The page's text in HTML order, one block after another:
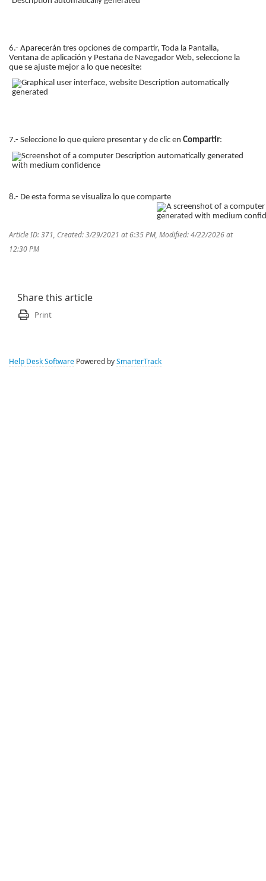
6.- Aparecerán tres opciones de compartir, Toda la Pantalla,
Ventana de aplicación y Pestaña de Navegador Web, seleccione la
que se ajuste mejor a lo que necesite:
7.- Seleccione lo que quiere presentar y de clic en Compartir:
8.- De esta forma se visualiza lo que comparte
Article ID: 371, Created: 3/29/2021 at 6:35 PM, Modified: 4/22/2026 at
12:30 PM
Share this article
Print
Help Desk Software Powered by SmarterTrack